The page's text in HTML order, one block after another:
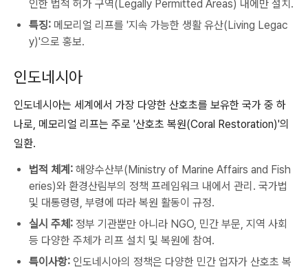
인한 법적 허가 구역(Legally Permitted Areas) 내에만 설치.
특징: 메모리얼 리프를 '지속 가능한 생활 유산(Living Legac
y)'으로 홍보.
인도네시아
인도네시아는 세계에서 가장 다양한 산호초를 보유한 국가 중 하
나로, 메모리얼 리프는 주로 '산호초 복원(Coral Restoration)'의
일환.
법적 체계: 해양수산부(Ministry of Marine Affairs and Fish
eries)와 환경산림부의 정책 프레임워크 내에서 관리. 국가법
및 대통령령, 부령에 따라 복원 활동이 규정.
실시 주체: 정부 기관뿐만 아니라 NGO, 민간 부문, 지역 사회
등 다양한 주체가 리프 설치 및 복원에 참여.
특이사항: 인도네시아의 정책은 다양한 민간 업자가 산호초 복